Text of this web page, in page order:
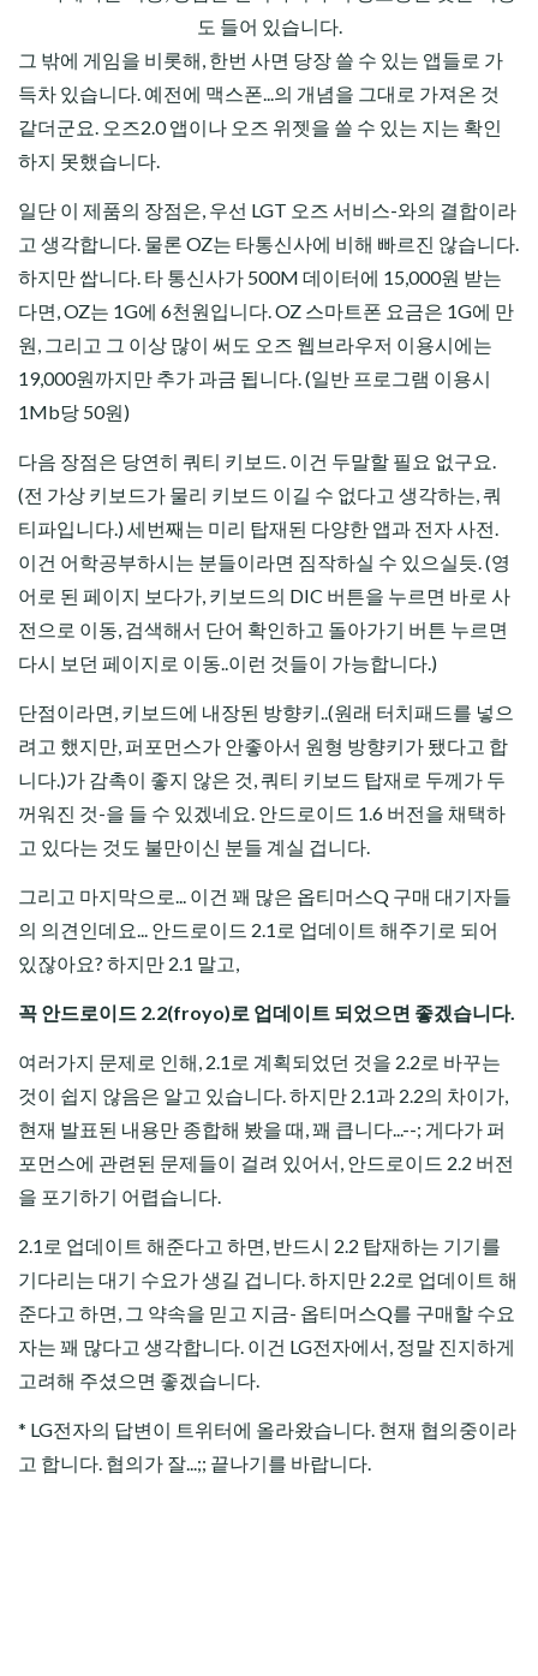
도 들어 있습니다.
그 밖에 게임을 비롯해, 한번 사면 당장 쓸 수 있는 앱들로 가
득차 있습니다. 예전에 맥스폰...의 개념을 그대로 가져온 것
같더군요. 오즈2.0 앱이나 오즈 위젯을 쓸 수 있는 지는 확인
하지 못했습니다.
일단 이 제품의 장점은, 우선 LGT 오즈 서비스-와의 결합이라
고 생각합니다. 물론 OZ는 타통신사에 비해 빠르진 않습니다.
하지만 쌉니다. 타 통신사가 500M 데이터에 15,000원 받는
다면, OZ는 1G에 6천원입니다. OZ 스마트폰 요금은 1G에 만
원, 그리고 그 이상 많이 써도 오즈 웹브라우저 이용시에는
19,000원까지만 추가 과금 됩니다. (일반 프로그램 이용시
1Mb당 50원)
다음 장점은 당연히 쿼티 키보드. 이건 두말할 필요 없구요.
(전 가상 키보드가 물리 키보드 이길 수 없다고 생각하는, 쿼
티파입니다.) 세번째는 미리 탑재된 다양한 앱과 전자 사전.
이건 어학공부하시는 분들이라면 짐작하실 수 있으실듯. (영
어로 된 페이지 보다가, 키보드의 DIC 버튼을 누르면 바로 사
전으로 이동, 검색해서 단어 확인하고 돌아가기 버튼 누르면
다시 보던 페이지로 이동..이런 것들이 가능합니다.)
단점이라면, 키보드에 내장된 방향키..(원래 터치패드를 넣으
려고 했지만, 퍼포먼스가 안좋아서 원형 방향키가 됐다고 합
니다.)가 감촉이 좋지 않은 것, 쿼티 키보드 탑재로 두께가 두
꺼워진 것-을 들 수 있겠네요. 안드로이드 1.6 버전을 채택하
고 있다는 것도 불만이신 분들 계실 겁니다.
그리고 마지막으로... 이건 꽤 많은 옵티머스Q 구매 대기자들
의 의견인데요... 안드로이드 2.1로 업데이트 해주기로 되어
있잖아요? 하지만 2.1 말고,
꼭 안드로이드 2.2(froyo)로 업데이트 되었으면 좋겠습니다.
여러가지 문제로 인해, 2.1로 계획되었던 것을 2.2로 바꾸는
것이 쉽지 않음은 알고 있습니다. 하지만 2.1과 2.2의 차이가,
현재 발표된 내용만 종합해 봤을 때, 꽤 큽니다...--; 게다가 퍼
포먼스에 관련된 문제들이 걸려 있어서, 안드로이드 2.2 버전
을 포기하기 어렵습니다.
2.1로 업데이트 해준다고 하면, 반드시 2.2 탑재하는 기기를
기다리는 대기 수요가 생길 겁니다. 하지만 2.2로 업데이트 해
준다고 하면, 그 약속을 믿고 지금- 옵티머스Q를 구매할 수요
자는 꽤 많다고 생각합니다. 이건 LG전자에서, 정말 진지하게
고려해 주셨으면 좋겠습니다.
* LG전자의 답변이 트위터에 올라왔습니다. 현재 협의중이라
고 합니다. 협의가 잘...;; 끝나기를 바랍니다.